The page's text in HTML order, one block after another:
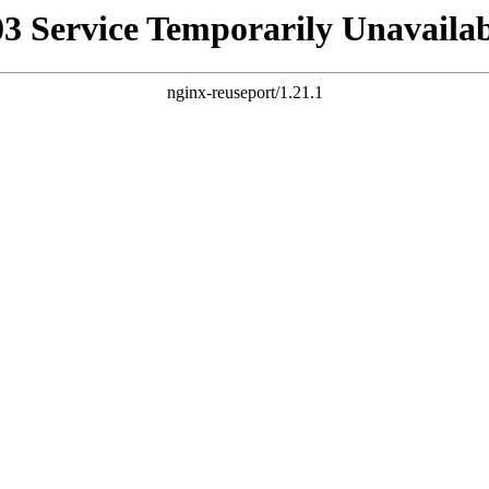
Service Temporarily
nginx-reuseport/1.21.1